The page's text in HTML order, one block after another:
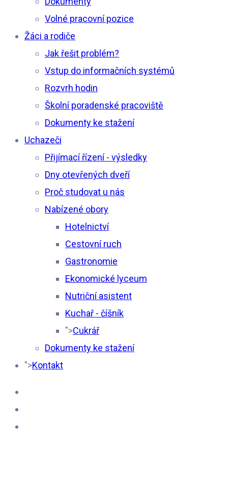
Volné pracovní pozice
Žáci a rodiče
Jak řešit problém?
Vstup do informačních systémů
Rozvrh hodin
Školní poradenské pracoviště
Dokumenty ke stažení
Uchazeči
Přijímací řízení - výsledky
Dny otevřených dveří
Proč studovat u nás
Nabízené obory
Hotelnictví
Cestovní ruch
Gastronomie
Ekonomické lyceum
Nutriční asistent
Kuchař - číšník
">Cukrář
Dokumenty ke stažení
">Kontakt